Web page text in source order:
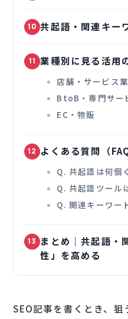
10 共起語・関連キー
11 業種別に見る活用
店舗・サービス業
BtoB・専門サー
EC・物販
12 よくある質問（FAQ
Q. 共起語は何個
Q. 共起語ツール
Q. 関連キーワー
13 まとめ｜共起語・
性」を高める
SEO記事を書くとき、